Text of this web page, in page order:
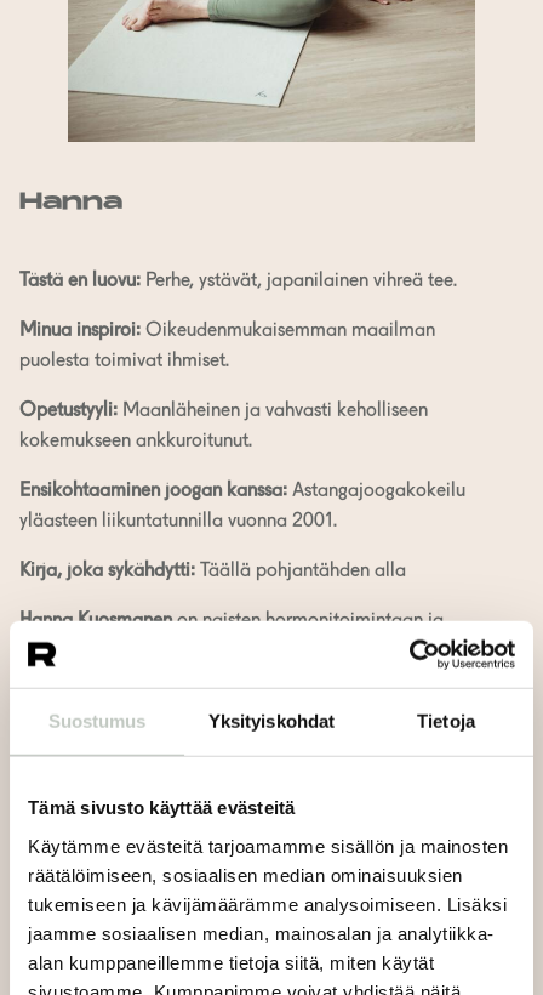
Suostumus Yksityiskohdat Tietoja
Tämä sivusto käyttää evästeitä
Käytämme evästeitä tarjoamamme sisällön ja mainosten
räätälöimiseen, sosiaalisen median ominaisuuksien
tukemiseen ja kävijämäärämme analysoimiseen. Lisäksi
jaamme sosiaalisen median, mainosalan ja analytiikka-
alan kumppaneillemme tietoja siitä, miten käytät
Hanna
Tästä en luovu: Perhe, ystävät, japanilainen vihreä tee.
Minua inspiroi: Oikeudenmukaisemman maailman
puolesta toimivat ihmiset.
Opetustyyli: Maanläheinen ja vahvasti keholliseen
kokemukseen ankkuroitunut.
Ensikohtaaminen joogan kanssa: Astangajoogakokeilu
yläasteen liikuntatunnilla vuonna 2001.
Kirja, joka sykähdytti: Täällä pohjantähden alla
Hanna Kuosmanenon naisten hormonitoimintaan ja
syömisen psykologiaan erikoistunut ravintoterapeutti
puolet elämästään ja opettanutkin parikymmentä
vuosina raskaus- ja postpartumjoogaan.
Hannaa puhuttelee erityisesti somaattinen
lähestymistapa joogaan – jooga henkilökohtaisena,
elävänä, hengittävänä ja alati muuttuvana matkana
itseen. Hänen ohjaustyylinsä on maanläheinen ja vahvasti
ankkuroitunut keholliseen kokemukseen. Ohjauksessa